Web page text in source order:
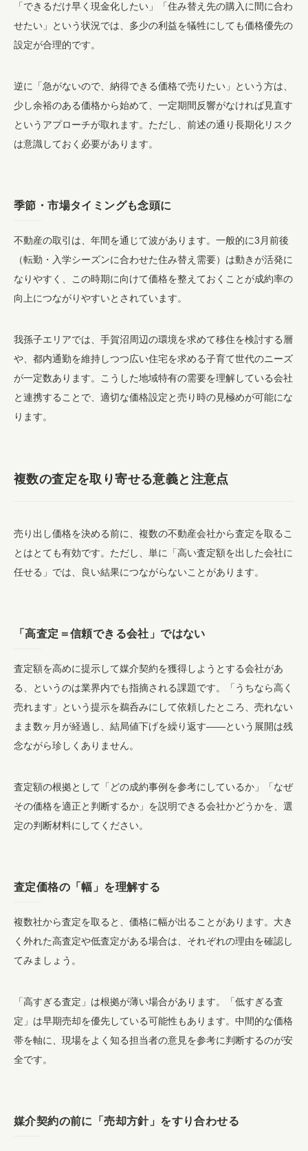
「できるだけ早く現金化したい」「住み替え先の購入に間に合わ
せたい」という状況では、多少の利益を犠牲にしても価格優先の
設定が合理的です。
逆に「急がないので、納得できる価格で売りたい」という方は、
少し余裕のある価格から始めて、一定期間反響がなければ見直す
というアプローチが取れます。ただし、前述の通り長期化リスク
は意識しておく必要があります。
季節・市場タイミングも念頭に
不動産の取引は、年間を通じて波があります。一般的に3月前後
（転勤・入学シーズンに合わせた住み替え需要）は動きが活発に
なりやすく、この時期に向けて価格を整えておくことが成約率の
向上につながりやすいとされています。
我孫子エリアでは、手賀沼周辺の環境を求めて移住を検討する層
や、都内通勤を維持しつつ広い住宅を求める子育て世代のニーズ
が一定数あります。こうした地域特有の需要を理解している会社
と連携することで、適切な価格設定と売り時の見極めが可能にな
ります。
複数の査定を取り寄せる意義と注意点
売り出し価格を決める前に、複数の不動産会社から査定を取るこ
とはとても有効です。ただし、単に「高い査定額を出した会社に
任せる」では、良い結果につながらないことがあります。
「高査定＝信頼できる会社」ではない
査定額を高めに提示して媒介契約を獲得しようとする会社があ
る、というのは業界内でも指摘される課題です。「うちなら高く
売れます」という提示を鵜呑みにして依頼したところ、売れない
まま数ヶ月が経過し、結局値下げを繰り返す——という展開は残
念ながら珍しくありません。
査定額の根拠として「どの成約事例を参考にしているか」「なぜ
その価格を適正と判断するか」を説明できる会社かどうかを、選
定の判断材料にしてください。
査定価格の「幅」を理解する
複数社から査定を取ると、価格に幅が出ることがあります。大き
く外れた高査定や低査定がある場合は、それぞれの理由を確認し
てみましょう。
「高すぎる査定」は根拠が薄い場合があります。「低すぎる査
定」は早期売却を優先している可能性もあります。中間的な価格
帯を軸に、現場をよく知る担当者の意見を参考に判断するのが安
全です。
媒介契約の前に「売却方針」をすり合わせる